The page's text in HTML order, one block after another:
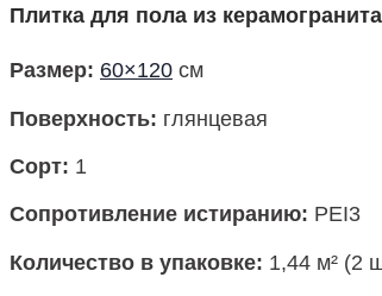
Плитка для пола из
Размер: 60×120 см
Поверхность: глянцевая
Сорт: 1
Сопротивление истиранию: PEI3
Количество в упаковке: 1,44 м² (2